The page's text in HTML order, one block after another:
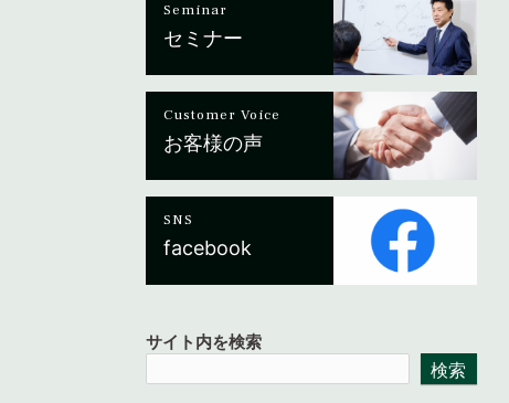
Seminar
セミナー
Customer Voice
お客様の声
SNS
facebook
サイト内を検索
検索